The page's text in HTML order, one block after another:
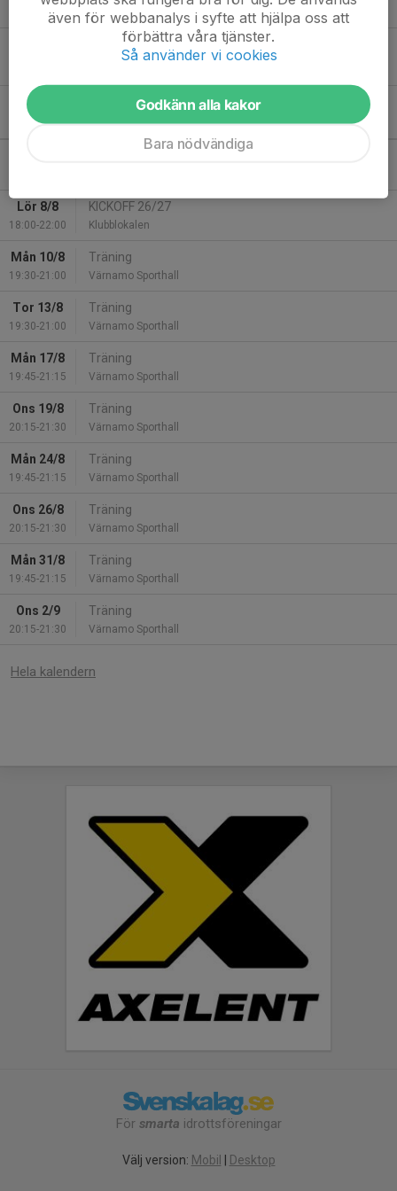
8 dec 2025 0
Förlust borta mot Sävsjö IBK B
Kommande aktiviteter
Lör 8/8
18:00-22:00
KICKOFF 26/27
Klubblokalen
Mån 10/8
19:30-21:00
Träning
Värnamo Sporthall
Tor 13/8
19:30-21:00
Träning
Värnamo Sporthall
Mån 17/8
19:45-21:15
Träning
Värnamo Sporthall
Ons 19/8
20:15-21:30
Träning
Värnamo Sporthall
Mån 24/8
19:45-21:15
Träning
Värnamo Sporthall
Ons 26/8
20:15-21:30
Träning
Värnamo Sporthall
Mån 31/8
19:45-21:15
Träning
Värnamo Sporthall
Ons 2/9
20:15-21:30
Träning
Värnamo Sporthall
Hela kalendern
För smarta idrottsföreningar
Välj version: Mobil Desktop
även för webbanalys i syfte att hjälpa oss att
förbättra våra tjänster.
Så använder vi cookies
Godkänn alla kakor
Bara nödvändiga